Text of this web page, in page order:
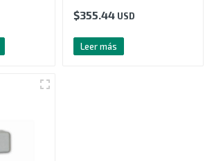
$355.44 USD
Leer más